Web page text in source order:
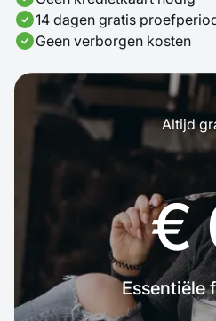
14 dagen gratis
Geen verborgen kosten
Altijd
€
Essentiële